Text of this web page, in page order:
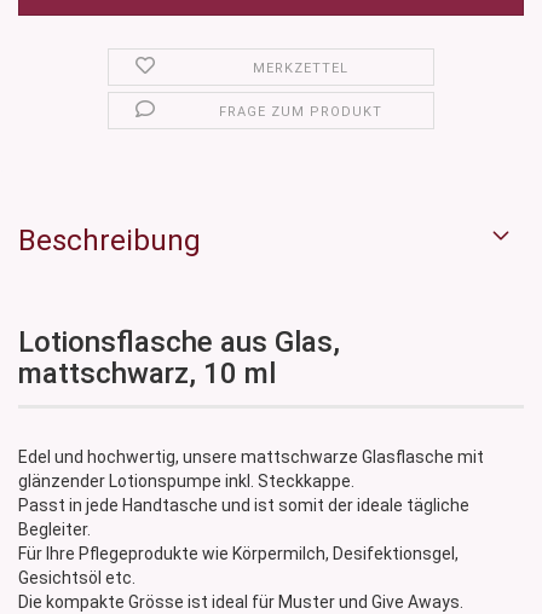
MERKZETTEL
FRAGE ZUM PRODUKT
Beschreibung
Lotionsflasche aus Glas,
mattschwarz, 10 ml
Edel und hochwertig, unsere mattschwarze Glasflasche mit
glänzender Lotionspumpe inkl. Steckkappe.
Passt in jede Handtasche und ist somit der ideale tägliche
Begleiter.
Für Ihre Pflegeprodukte wie Körpermilch, Desifektionsgel,
Gesichtsöl etc.
Die kompakte Grösse ist ideal für Muster und Give Aways.